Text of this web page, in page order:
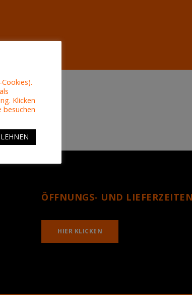
ÖFFNUNGS- UND LIEFERZEITEN
HIER KLICKEN
Klicken
besuchen